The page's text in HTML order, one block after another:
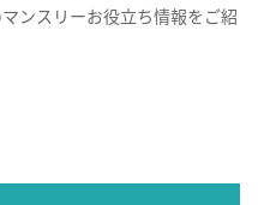
ンスリーお役立ち情報をご紹